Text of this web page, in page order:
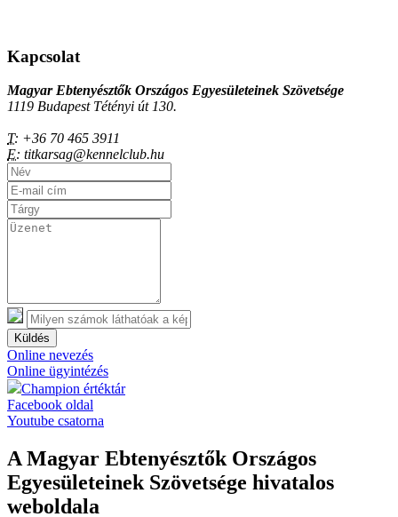
Kapcsolat
Magyar Ebtenyésztők Országos Egyesületeinek Szövetsége
1119 Budapest Tétényi út 130.
T: +36 70 465 3911
E: titkarsag@kennelclub.hu
Küldés
Online nevezés
Online ügyintézés
Champion értéktár
Facebook oldal
Youtube csatorna
A Magyar Ebtenyésztők Országos
Egyesületeinek Szövetsége hivatalos
weboldala